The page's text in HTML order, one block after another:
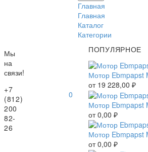
Мы
на
связи!
+7
(812)
200
82-
26
0
Главная
Главная
Каталог
Категории
ПОПУЛЯРНОЕ
Мотор Ebmpapst
от 19 228,00 ₽
Мотор Ebmpapst
от0,00 ₽
Мотор Ebmpapst
от0,00 ₽